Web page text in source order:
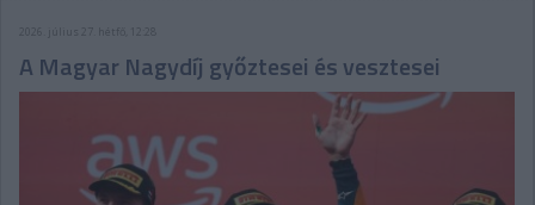
2026. július 27. hétfő, 12:28
A Magyar Nagydíj győztesei és vesztesei